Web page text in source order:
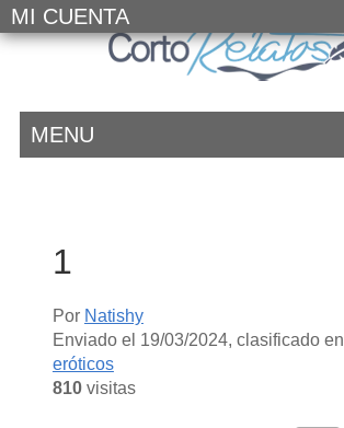
MI CUENTA
MENU
1
Por Natishy
Enviado el 19/03/2024, clasificado en
eróticos
810visitas